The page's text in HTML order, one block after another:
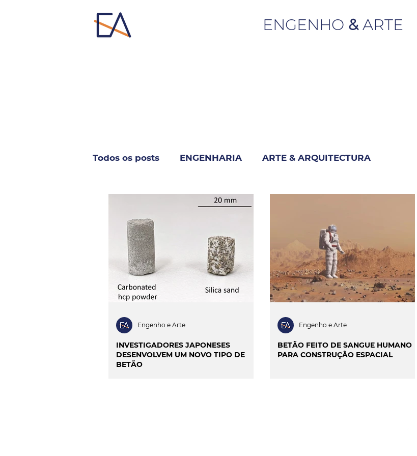
ENGENHO &ARTE
Todos os posts ENGENHARIA ARTE & ARQUITECTURA
INFORMÁTICA & TELECOM
INOVAÇÃO & SUSTENTABILIDADE SMART CITIES & MOBILIDADE
CIÊNCIA & SAÚDE OPINIÃO & TRENDS MATCH POINT
PROJECTOS & OBRAS ENTREVISTAS
INVESTIGADORES JAPONESES
DESENVOLVEM UM NOVO TIPO DE
BETÃO
Engenho e Arte
BETÃO FEITO DE SANGUE HUMANO
PARA CONSTRUÇÃO ESPACIAL
Engenho e Arte